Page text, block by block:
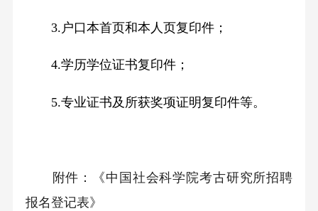
3. 户口本首页和本人页复印件；
4.学历学位证书复印件；
5.专业证书及所获奖项证明复印件等。
附件：《中国社会科学院考古研究所招聘
报名登记表》